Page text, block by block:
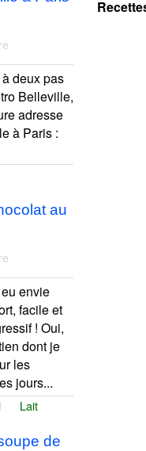
deux pas
Belleville,
adresse
à Paris :
au
envie
facile et
! Oui,
dont je
les
jours...
Lait
de